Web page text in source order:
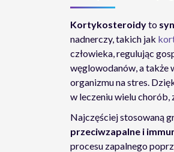
Kortykosteroidyto
nadnerczy, takich jak
człowieka, regulując
węglowodanów, a także
organizmu na stres.
w leczeniu wielu chorób,
Najczęściej stosowaną
przeciwzapalne i
procesu zapalnego